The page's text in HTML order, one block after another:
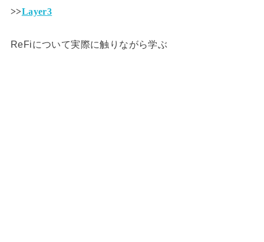
>>Layer3
ReFiについて実際に触りながら学ぶ